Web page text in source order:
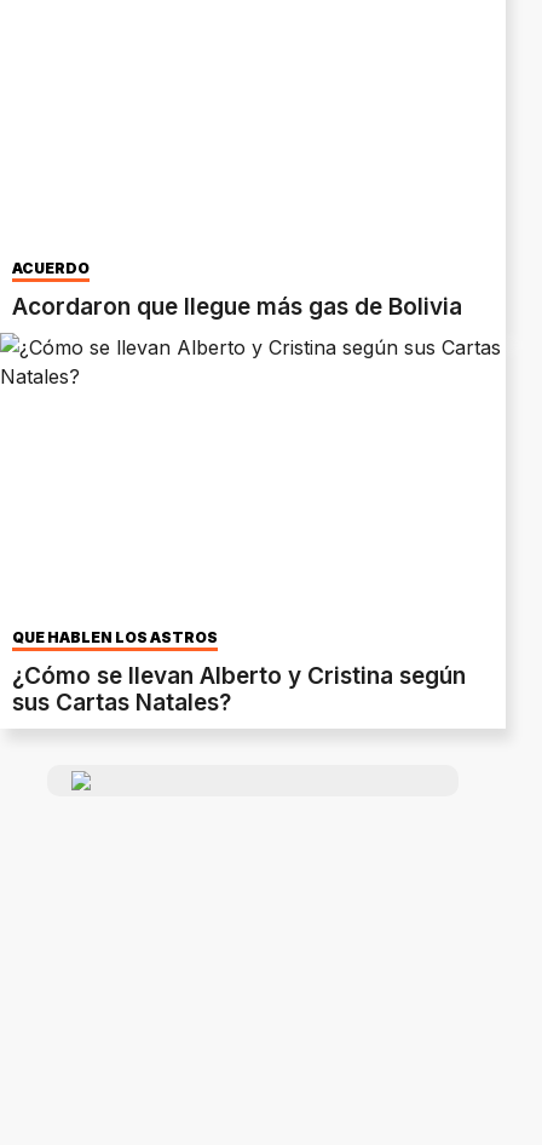
ACUERDO
Acordaron que llegue más gas de Bolivia
QUE HABLEN LOS ASTROS
¿Cómo se llevan Alberto y Cristina según
sus Cartas Natales?